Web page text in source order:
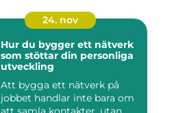
24. nov
Hur du bygger ett nätverk
som stöttar din personliga
utveckling
Att bygga ett nätverk på
jobbet handlar inte bara om